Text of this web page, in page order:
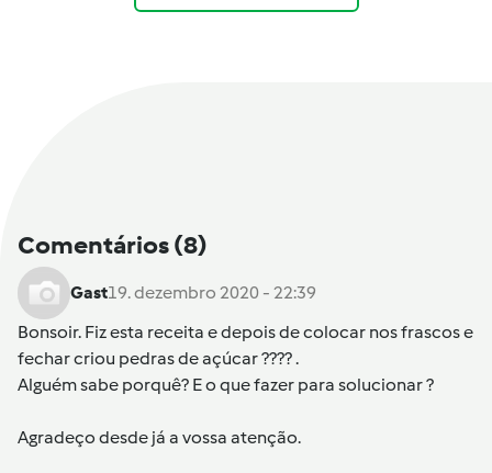
Comentários(8)
Gast19. dezembro 2020 - 22:39
Bonsoir. Fiz esta receita e depois de colocar nos frascos e
fechar criou pedras de açúcar ???? .
Alguém sabe porquê? E o que fazer para solucionar ?
Agradeço desde já a vossa atenção.